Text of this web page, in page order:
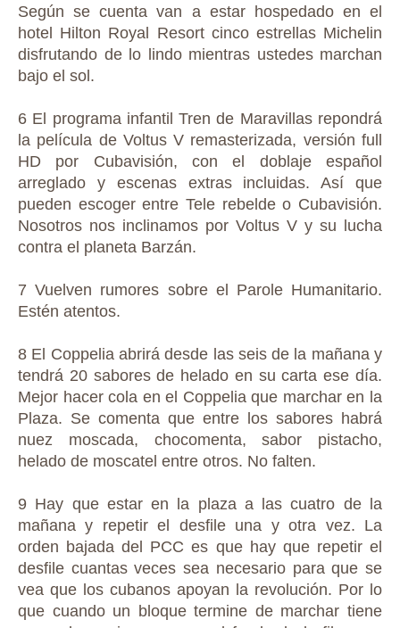
Según se cuenta van a estar hospedado en el
hotel Hilton Royal Resort cinco estrellas Michelin
disfrutando de lo lindo mientras ustedes marchan
bajo el sol.
6 El programa infantil Tren de Maravillas repondrá
la película de Voltus V remasterizada, versión full
HD por Cubavisión, con el doblaje español
arreglado y escenas extras incluidas. Así que
pueden escoger entre Tele rebelde o Cubavisión.
Nosotros nos inclinamos por Voltus V y su lucha
contra el planeta Barzán.
7 Vuelven rumores sobre el Parole Humanitario.
Estén atentos.
8 El Coppelia abrirá desde las seis de la mañana y
tendrá 20 sabores de helado en su carta ese día.
Mejor hacer cola en el Coppelia que marchar en la
Plaza. Se comenta que entre los sabores habrá
nuez moscada, chocomenta, sabor pistacho,
helado de moscatel entre otros. No falten.
9 Hay que estar en la plaza a las cuatro de la
mañana y repetir el desfile una y otra vez. La
orden bajada del PCC es que hay que repetir el
desfile cuantas veces sea necesario para que se
vea que los cubanos apoyan la revolución. Por lo
que cuando un bloque termine de marchar tiene